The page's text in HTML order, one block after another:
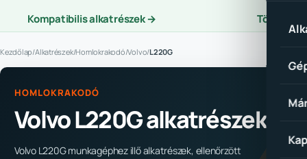
Kompatibilis alkatrészek →
Törlés
Kezdőlap/Alkatrészek/Homlokrakodó/Volvo/L220G
HOMLOKRAKODÓ
Volvo L220G alkatrészek
Volvo L220G munkagéphez illő alkatrészek, ellenőrzött